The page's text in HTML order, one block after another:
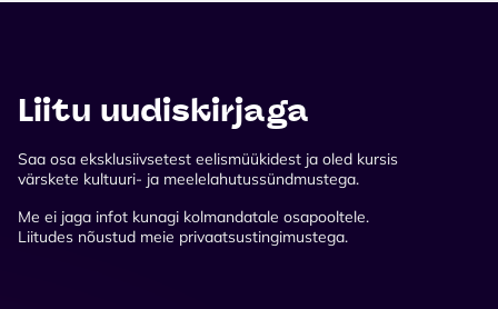
Liitu uudiskirjaga
Saa osa eksklusiivsetest eelismüükidest ja oled kursis
värskete kultuuri- ja meelelahutussündmustega.
Me ei jaga infot kunagi kolmandatale osapooltele.
Liitudes nõustud meie privaatsustingimustega.